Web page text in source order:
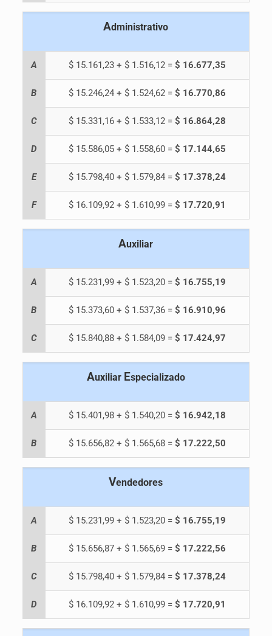
Administrativo
A $ 15.161,23 + $ 1.516,12 =$ 16.677,35
B $ 15.246,24 + $ 1.524,62 =$ 16.770,86
C $ 15.331,16 + $ 1.533,12 =$ 16.864,28
D $ 15.586,05 + $ 1.558,60 =$ 17.144,65
E $ 15.798,40 + $ 1.579,84 =$ 17.378,24
F $ 16.109,92 + $ 1.610,99 =$ 17.720,91
Auxiliar
A $ 15.231,99 + $ 1.523,20 =$ 16.755,19
B $ 15.373,60 + $ 1.537,36 =$ 16.910,96
C $ 15.840,88 + $ 1.584,09 =$ 17.424,97
Auxiliar Especializado
A $ 15.401,98 + $ 1.540,20 =$ 16.942,18
B $ 15.656,82 + $ 1.565,68 =$ 17.222,50
Vendedores
A $ 15.231,99 + $ 1.523,20 =$ 16.755,19
B $ 15.656,87 + $ 1.565,69 =$ 17.222,56
C $ 15.798,40 + $ 1.579,84 =$ 17.378,24
D $ 16.109,92 + $ 1.610,99 =$ 17.720,91